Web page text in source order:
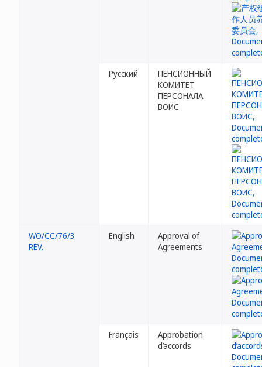
Русский
ПЕНСИОННЫЙ
КОМИТЕТ
ПЕРСОНАЛА
ВОИС
WO/CC/76/3
REV.
English
Approval of
Agreements
Français
Approbation
d’accords